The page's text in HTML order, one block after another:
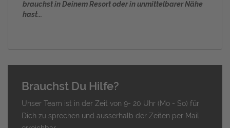
brauchst in Deinem Resort oder in unmittelbarer Nähe
hast...
Brauchst Du Hilfe?
Unser Team ist in der Zeit von 9- 20 Uhr (Mo - So) für
Dich zu sprechen und ausserhalb der Zeiten per Mail